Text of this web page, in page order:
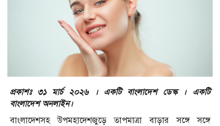
প্রকাশঃ ৩১ মার্চ ২০২৬ । একটি বাংলাদেশ ডেস্ক । একটি
বাংলাদেশ অনলাইন।
বাংলাদেশসহ উপমহাদেশজুড়ে তাপমাত্রা বাড়ার সঙ্গে সঙ্গে